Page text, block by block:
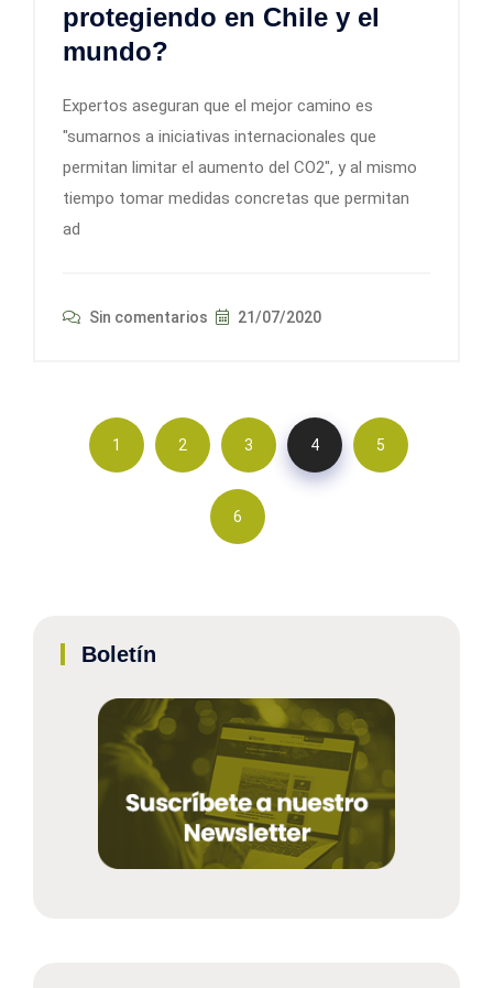
protegiendo en Chile y el
mundo?
Expertos aseguran que el mejor camino es
"sumarnos a iniciativas internacionales que
permitan limitar el aumento del CO2", y al mismo
tiempo tomar medidas concretas que permitan
ad
Sin comentarios 21/07/2020
1 2 3 4 5
6
Boletín